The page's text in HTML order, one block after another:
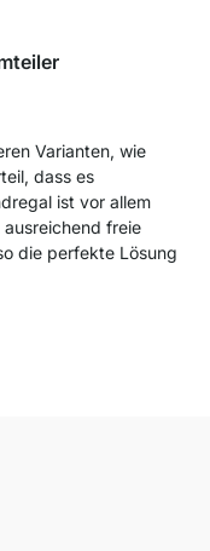
Varianten, wie
dass es
ist vor allem
freie
die perfekte Lösung